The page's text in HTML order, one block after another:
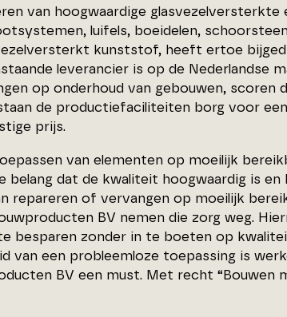
van hoogwaardige
luifels, boeidelen,
kunststof, heeft ertoe
leverancier is op de Nederlandse
op onderhoud van gebouwen, scoren
de productiefaciliteiten borg voor
prijs.
van elementen op moeilijk
belang dat de kwaliteit hoogwaardig is
repareren of vervangen op moeilijk
BV nemen die zorg weg.
besparen zonder in te boeten op
van een probleemloze toepassing is
BV een must. Met recht “Bouwen